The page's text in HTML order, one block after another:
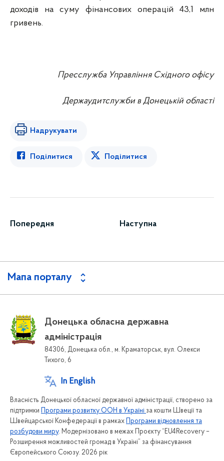
доходів на суму фінансових операцій 43,1 млн
гривень.
Пресслужба Управління Східного офісу
Держаудитслужби в Донецькій області
Надрукувати
Поділитися Поділитися
Попередня Наступна
Мапа порталу
Донецька обласна державна
адміністрація
84306, Донецька обл., м. Краматорськ, вул. Олекси
Тихого, 6
In English
Власність Донецької обласної державної адміністрації, створено за
підтримки Програми розвитку ООН в Україні за кошти Швеції та
Швейцарської Конфедерації в рамках Програми відновлення та
розбудови миру. Модернізовано в межах Проєкту “EU4Recovery –
Розширення можливостей громад в Україні” за фінансування
Європейського Союзу. 2026 рік